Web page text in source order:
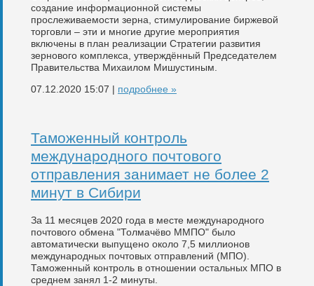
создание информационной системы
прослеживаемости зерна, стимулирование биржевой
торговли – эти и многие другие мероприятия
включены в план реализации Стратегии развития
зернового комплекса, утверждённый Председателем
Правительства Михаилом Мишустиным.
07.12.2020 15:07 | подробнее »
Таможенный контроль
международного почтового
отправления занимает не более 2
минут в Сибири
За 11 месяцев 2020 года в месте международного
почтового обмена "Толмачёво ММПО" было
автоматически выпущено около 7,5 миллионов
международных почтовых отправлений (МПО).
Таможенный контроль в отношении остальных МПО в
среднем занял 1-2 минуты.